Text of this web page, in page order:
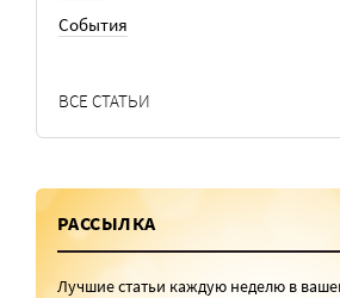
События
ВСЕ СТАТЬИ
РАССЫЛКА
Лучшие статьи каждую неделю в